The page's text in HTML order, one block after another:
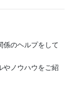
係のヘルプをして
やノウハウをご紹